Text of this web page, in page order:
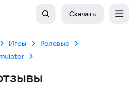
Скачать
Игры
Ролевые